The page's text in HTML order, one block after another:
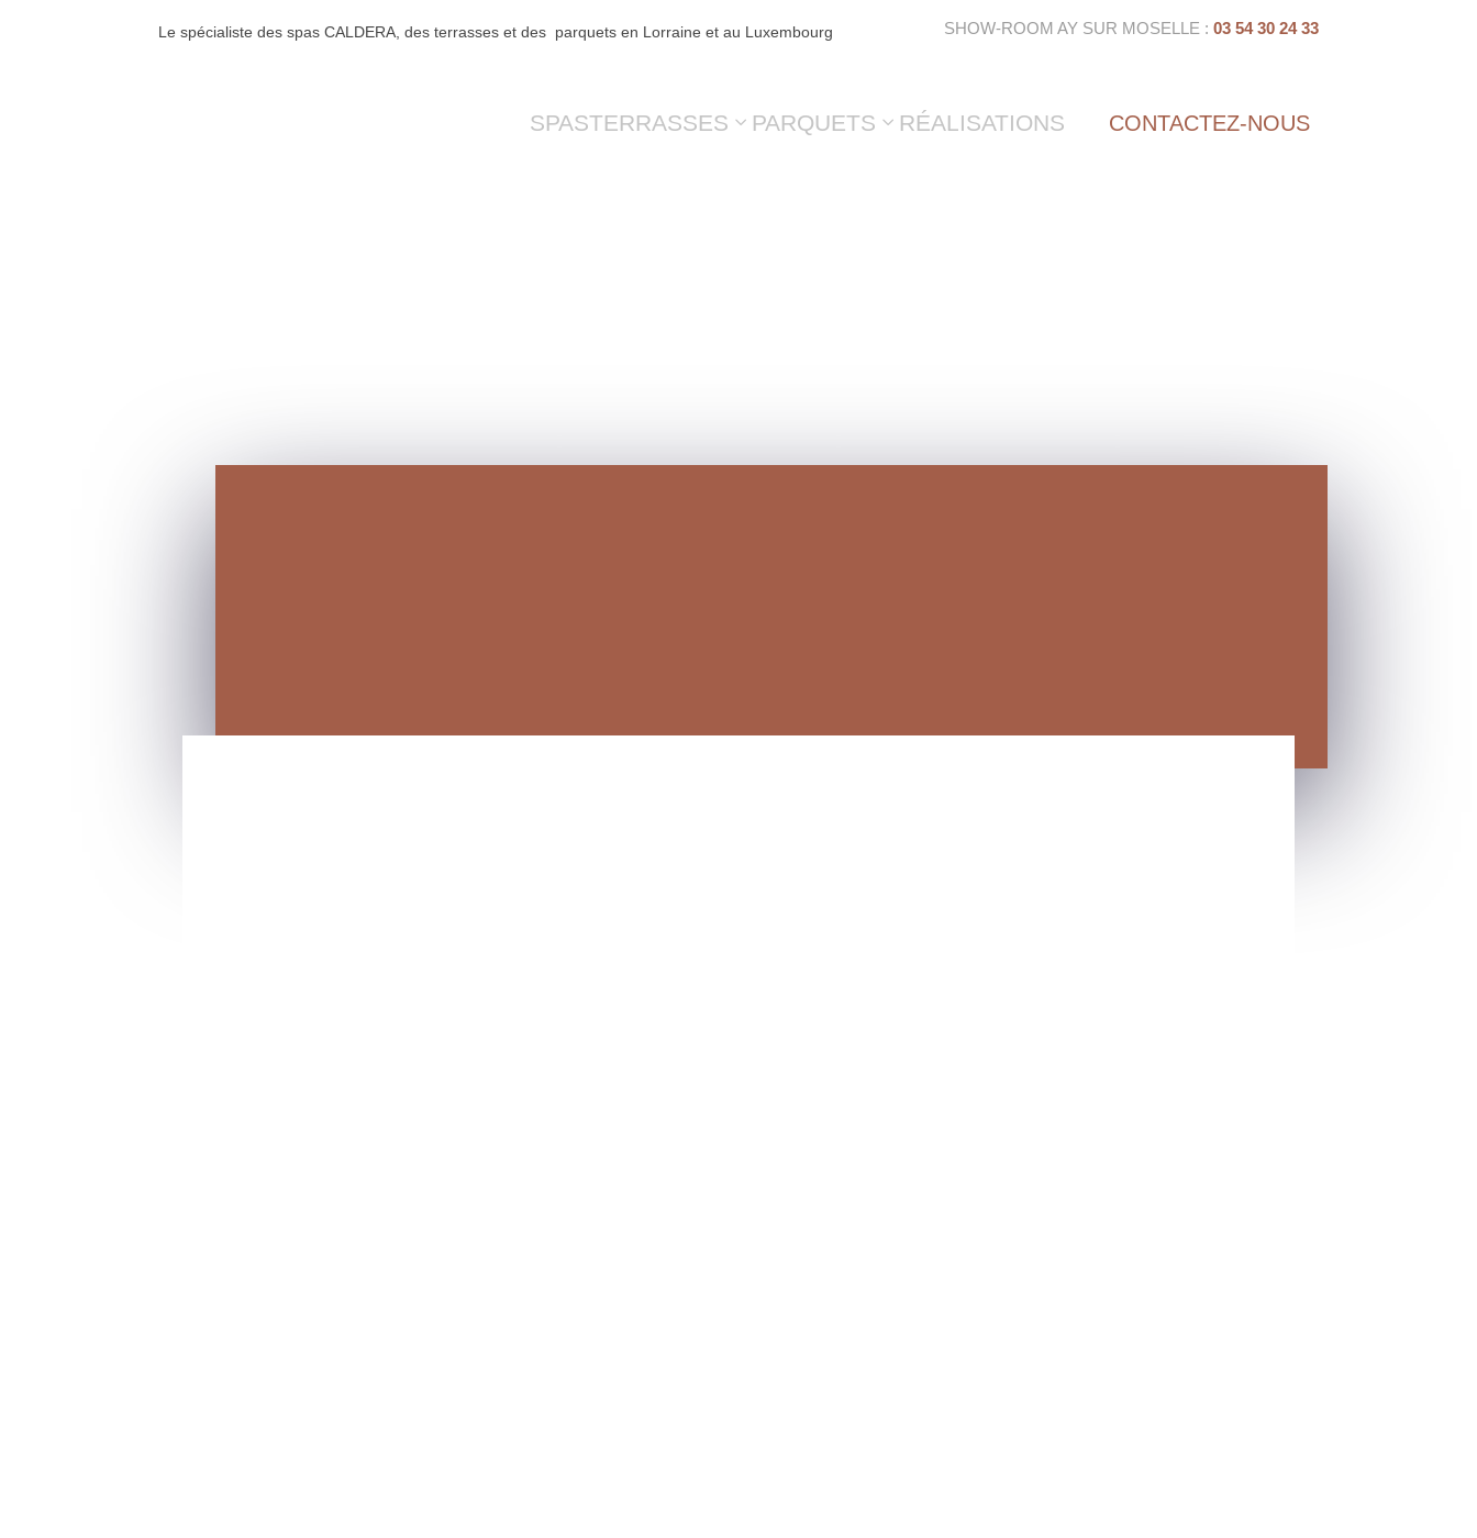
Le spécialiste des spas CALDERA, des terrasses et des parquets en Lorraine et au Luxembourg SHOW-ROOM AY SUR MOSELLE : 03 54 30 24 33
SPASTERRASSES PARQUETS RÉALISATIONS CONTACTEZ-NOUS